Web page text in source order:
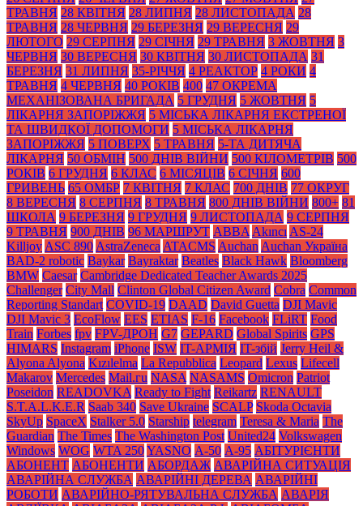
ТРАВНЯ 28 КВІТНЯ 28 ЛИПНЯ 28 ЛИСТОПАДА 28
ТРАВНЯ 28 ЧЕРВНЯ 29 БЕРЕЗНЯ 29 ВЕРЕСНЯ 29
ЛЮТОГО 29 СЕРПНЯ 29 СІЧНЯ 29 ТРАВНЯ 3 ЖОВТНЯ 3
ЧЕРВНЯ 30 ВЕРЕСНЯ 30 КВІТНЯ 30 ЛИСТОПАДА 31
БЕРЕЗНЯ 31 ЛИПНЯ 35-РІЧЧЯ 4 РЕАКТОР 4 РОКИ 4
ТРАВНЯ 4 ЧЕРВНЯ 40 РОКІВ 400 47 ОКРЕМА
МЕХАНІЗОВАНА БРИГАДА 5 ГРУДНЯ 5 ЖОВТНЯ 5
ЛІКАРНЯ ЗАПОРІЖЖЯ 5 МІСЬКА ЛІКАРНЯ ЕКСТРЕНОЇ
ТА ШВИДКОЇ ДОПОМОГИ 5 МІСЬКА ЛІКАРНЯ
ЗАПОРІЖЖЯ 5 ПОВЕРХ 5 ТРАВНЯ 5-ТА ДИТЯЧА
ЛІКАРНЯ 50 ОБМІН 500 ДНІВ ВІЙНИ 500 КІЛОМЕТРІВ 500
РОКІВ 6 ГРУДНЯ 6 КЛАС 6 МІСЯЦІВ 6 СІЧНЯ 600
ГРИВЕНЬ 65 ОМБР 7 КВІТНЯ 7 КЛАС 700 ДНІВ 77 ОКРУГ
8 ВЕРЕСНЯ 8 СЕРПНЯ 8 ТРАВНЯ 800 ДНІВ ВІЙНИ 800+ 81
ШКОЛА 9 БЕРЕЗНЯ 9 ГРУДНЯ 9 ЛИСТОПАДА 9 СЕРПНЯ
9 ТРАВНЯ 900 ДНІВ 96 МАРШРУТ ABBA Akıncı AS-24
Killjoy ASC 890 AstraZeneca ATACMS Auchan Auchan Україна
BAD-2 robotic Baykar Bayraktar Beatles Black Нawk Bloomberg
BMW Caesar Cambridge Dedicated Teacher Awards 2025
Challenger City Mall Clinton Global Citizen Award Cobra Common
Reporting Standart COVID-19 DAAD David Guetta DJI Mavic
DJI Mavic 3 EcoFlow EES ETIAS F-16 Facebook FLiRT Food
Train Forbes fpv FPV-ДРОН G7 GEPARD Global Spirits GPS
HIMARS Instagram iPhone ISW IT-АРМІЯ IT-збій Jerry Heil &
Alyona Alyona Kızılelma La Repubblica Leopard Lexus Lifecell
Makarov Mercedes Mаil.гu NASA NASAMS Omicron Patriot
Poseidon READOVKA Ready to Fight Reikartz RENAULT
S.T.A.L.K.E.R Saab 340 Save Ukraine SCALP Skoda Octavia
SkyUp SpaceX Stalker 5.0 Starship telegram Teresa & Maria The
Guardian The Times The Washington Post United24 Volkswagen
Windows WOG WTA 250YASNO А-50 А-95 АБІТУРІЄНТИ
АБОНЕНТ АБОНЕНТИ АБОРДАЖ АВАРІЙНА СИТУАЦІЯ
АВАРІЙНА СЛУЖБА АВАРІЙНІ ДЕРЕВА АВАРІЙНІ
РОБОТИ АВАРІЙНО-РЯТУВАЛЬНА СЛУЖБА АВАРІЯ